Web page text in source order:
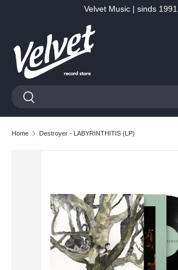
Velvet Music | sinds 1991
Zoeken
Zoeken
Home Destroyer - LABYRINTHITIS (LP)